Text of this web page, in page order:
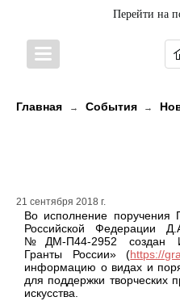
Перейти на
Главная → События →
21 сентября 2018 г.
Во исполнение поручения
Российской Федерации
№ДМ-П44-2952 создан
Гранты России» (https://
информацию о видах и
для поддержки творческих
искусства.